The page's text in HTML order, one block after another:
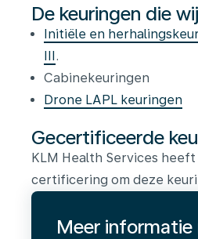
De keuringen die
Initiële en
III.
Cabinekeuringen
Drone LAPL keuringen
Gecertificeerde
KLM Health Services
certificering om deze
Meer informatie